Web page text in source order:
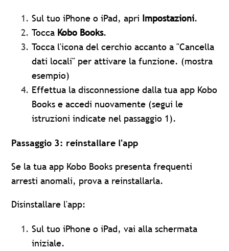
Sul tuo iPhone o iPad, apri Impostazioni.
Tocca Kobo Books.
Tocca l'icona del cerchio accanto a "Cancella
dati locali" per attivare la funzione. (mostra
esempio)
Effettua la disconnessione dalla tua app Kobo
Books e accedi nuovamente (segui le
istruzioni indicate nel passaggio 1).
Passaggio 3: reinstallare l'app
Se la tua app Kobo Books presenta frequenti
arresti anomali, prova a reinstallarla.
Disinstallare l'app:
Sul tuo iPhone o iPad, vai alla schermata
iniziale.